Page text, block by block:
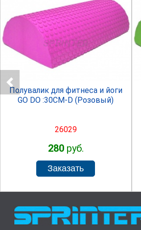
SPRINTER
Полувалик для фитнеса и йоги
GO DO :30СМ-D (Розовый)
26029
280руб.